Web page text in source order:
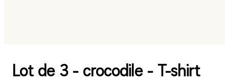
Lot de 3 - crocodile - T-shirt